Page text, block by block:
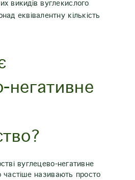
викидів вуглекислого
еквівалентну кількість
негативне
вуглецево-негативне
частіше називають просто